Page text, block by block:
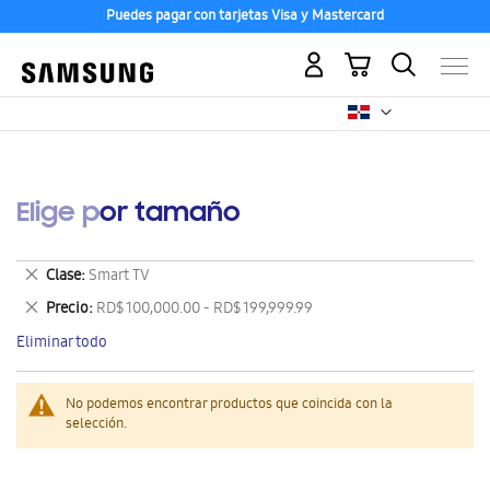
Puedes pagar con tarjetas Visa y Mastercard
Mi carrito
Elige por tamaño
No podemos encontrar productos que coincida con la
selección.
Clase Smart TV
Eliminar
este
artículo
Precio RD$ 100,000.00 - RD$ 199,999.99
Eliminar
este
artículo
Eliminar todo